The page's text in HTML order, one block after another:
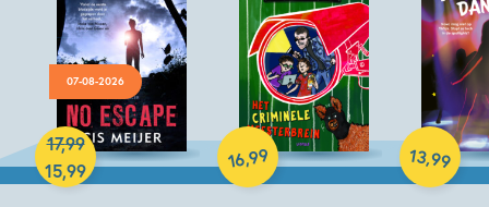
07-08-2026
17,99
15,99
Hardcover
16,99
Hardcover 13,99
Hardcover